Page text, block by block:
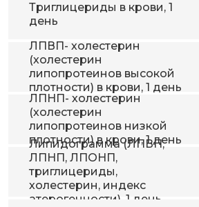
Триглицериды в крови, 1
день
ЛПВП- холестерин
(холестерин
липопротеинов высокой
плотности) в крови, 1 день
ЛПНП- холестерин
(холестерин
липопротеинов низкой
плотности) в крови, 1 день
Липидограмма (ЛПВП,
ЛПНП, ЛПОНП,
триглицериды,
холестерин, индекс
атерогенности), 1 день